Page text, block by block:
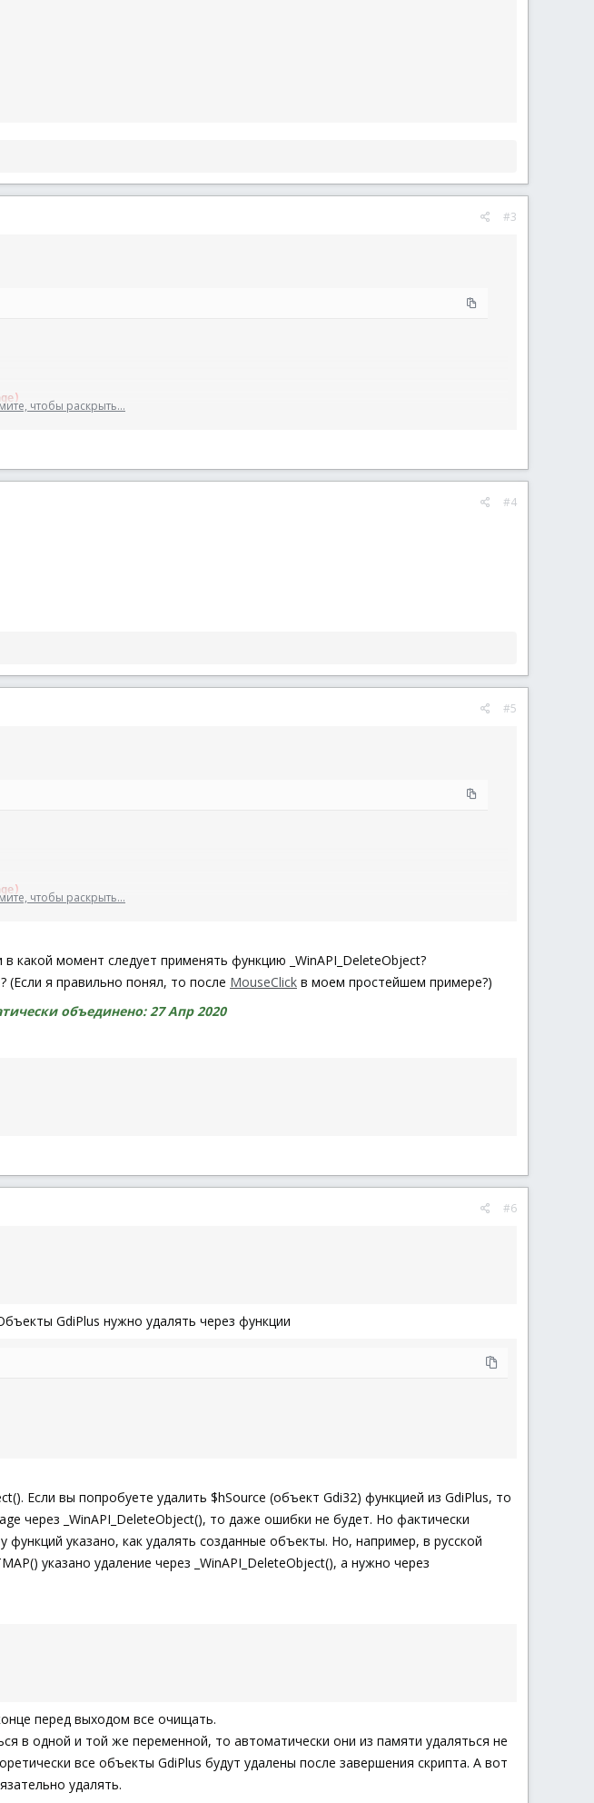
#3
)
чтобы раскрыть...
#4
#5
)
чтобы раскрыть...
какой момент следует применять функцию _WinAPI_DeleteObject?
(Если я правильно понял, то после MouseClick в моем простейшем примере?)
объединено: 27 Апр 2020
#6
GdiPlus нужно удалять через функции
Если вы попробуете удалить $hSource (объект Gdi32) функцией из GdiPlus, то
через _WinAPI_DeleteObject(), то даже ошибки не будет. Но фактически
указано, как удалять созданные объекты. Но, например, в русской
указано удаление через _WinAPI_DeleteObject(), а нужно через
перед выходом все очищать.
в одной и той же переменной, то автоматически они из памяти удаляться не
все объекты GdiPlus будут удалены после завершения скрипта. А вот
удалять.